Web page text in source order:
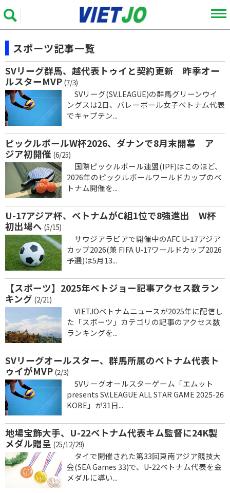
スポーツ記事一覧
SVリーグ群馬、越代表トゥイと契約更新 昨季オー
ルスターMVP (7/3)
SVリーグ(SV.LEAGUE)の群馬グリーンウイ
ングスは2日、バレーボール女子ベトナム代表
でキャプテン...
ピックルボールW杯2026、ダナンで8月末開幕 ア
ジア初開催 (6/25)
国際ピックルボール連盟(IPF)はこのほど、
2026年のピックルボールワールドカップのベ
トナム開催を...
U-17アジア杯、ベトナムがC組1位で8強進出 W杯
初出場へ (5/15)
サウジアラビアで開催中のAFC U-17アジア
カップ2026(兼 FIFA U-17ワールドカップ2026
予選)は5月13...
【スポーツ】2025年ベトジョー記事アクセス数ラン
キング (2/21)
VIETJOベトナムニュースが2025年に配信し
た「スポーツ」カテゴリの記事のアクセス数
ランキングを...
SVリーグオールスター、群馬所属のベトナム代表ト
ゥイがMVP (2/3)
SVリーグオールスターゲーム「エムット
presents SV.LEAGUE ALL STAR GAME 2025-26
KOBE」が31日...
地場宝飾大手、U-22ベトナム代表キム監督に24K製
メダル贈呈 (25/12/29)
タイで開催された第33回東南アジア競技大
会(SEA Games 33)で、U-22ベトナム代表を金
メダルに導い...